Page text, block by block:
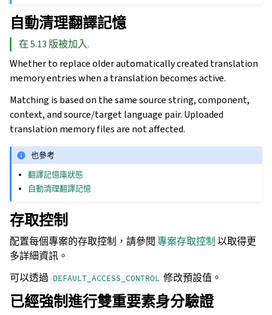
自動清理翻譯記憶
在 5.13 版被加入.
Whether to replace older automatically created translation
memory entries when a translation becomes active.
Matching is based on the same source string, component,
context, and source/target language pair. Uploaded
translation memory files are not affected.
也參考
翻譯記憶庫狀態
自動清理翻譯記憶
存取控制
配置每個專案的存取控制，請參閱 專案存取控制 以取得更
多詳細資訊。
可以透過 DEFAULT_ACCESS_CONTROL 修改預設值。
已經強制進行雙重要素身分驗證